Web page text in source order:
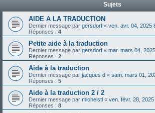
Sujets
AIDE A LA TRADUCTION
Dernier message par gersdorf « ven. avr. 04, 2025
Réponses : 4
Petite aide à la traduction
Dernier message par gersdorf « mar. mars 04,
Réponses : 2
Aide à la traduction
Dernier message par jacques d « sam. mars 01,
Réponses : 5
Aide à la traduction 2 / 2
Dernier message par michelstl « ven. févr. 28,
Réponses : 8